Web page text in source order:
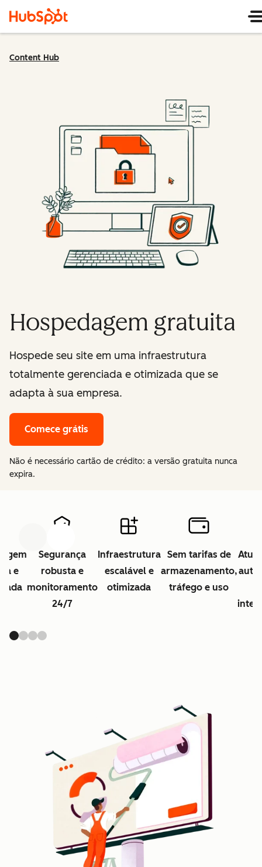
Content Hub
Hospedagem gratuita
Hospede seu site em uma infraestrutura
totalmente gerenciada e otimizada que se
adapta à sua empresa.
Comece grátis
Não é necessário cartão de crédito: a versão gratuita nunca
expira.
e
Segurança
robusta e
monitoramento
24/7
Infraestrutura
escalável e
otimizada
Sem tarifas de
armazenamento,
tráfego e uso